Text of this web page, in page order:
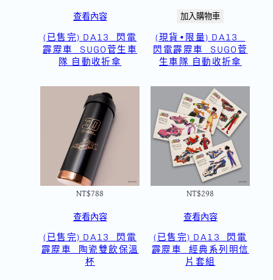
查看內容
(已售完) DA13_閃電
霹靂車_SUGO菅生車
隊 自動收折傘
加入購物車
(現貨•限量) DA13_
閃電霹靂車_SUGO菅
生車隊 自動收折傘
NT$788
查看內容
(已售完) DA13_閃電
霹靂車_陶瓷雙飲保溫
杯
NT$298
查看內容
(已售完) DA13_閃電
霹靂車_經典系列明信
片套組